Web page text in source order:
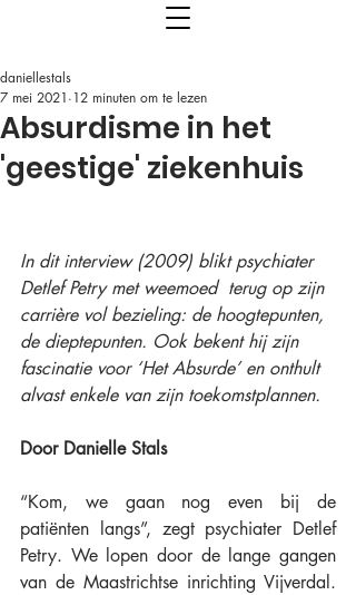
Absurdisme in het
'geestige' ziekenhuis
daniellestals
7 mei 2021 12 minuten om te lezen
In dit interview (2009) blikt psychiater
Detlef Petry met weemoed  terug op zijn
carrière vol bezieling: de hoogtepunten,
de dieptepunten. Ook bekent hij zijn
fascinatie voor ‘Het Absurde’ en onthult
alvast enkele van zijn toekomstplannen.
Door Danielle Stals
“Kom, we gaan nog even bij de
patiënten langs”, zegt psychiater Detlef
Petry. We lopen door de lange gangen
van de Maastrichtse inrichting Vijverdal.